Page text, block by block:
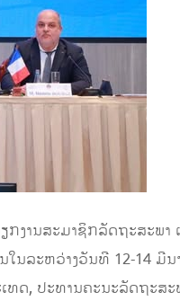
ງານສະມາຊິກລັດຖະສະພາ
ນລະຫວ່າງວັນທີ 12-14 ມີນ
ດ, ປະທານຄະນະລັດຖະສະ